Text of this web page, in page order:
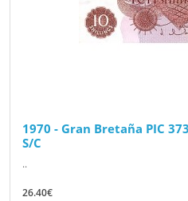
1970 - Gran Bretaña PIC
S/C
..
26.40€